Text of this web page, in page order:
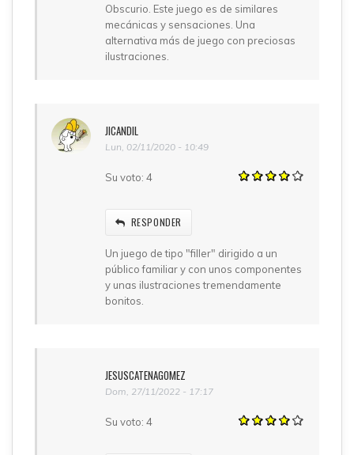
Obscurio. Este juego es de similares
mecánicas y sensaciones. Una
alternativa más de juego con preciosas
ilustraciones.
JICANDIL
Lun, 02/11/2020 - 10:49
Su voto: 4
RESPONDER
Un juego de tipo "filler" dirigido a un
público familiar y con unos componentes
y unas ilustraciones tremendamente
bonitos.
JESUSCATENAGOMEZ
Dom, 27/11/2022 - 17:17
Su voto: 4